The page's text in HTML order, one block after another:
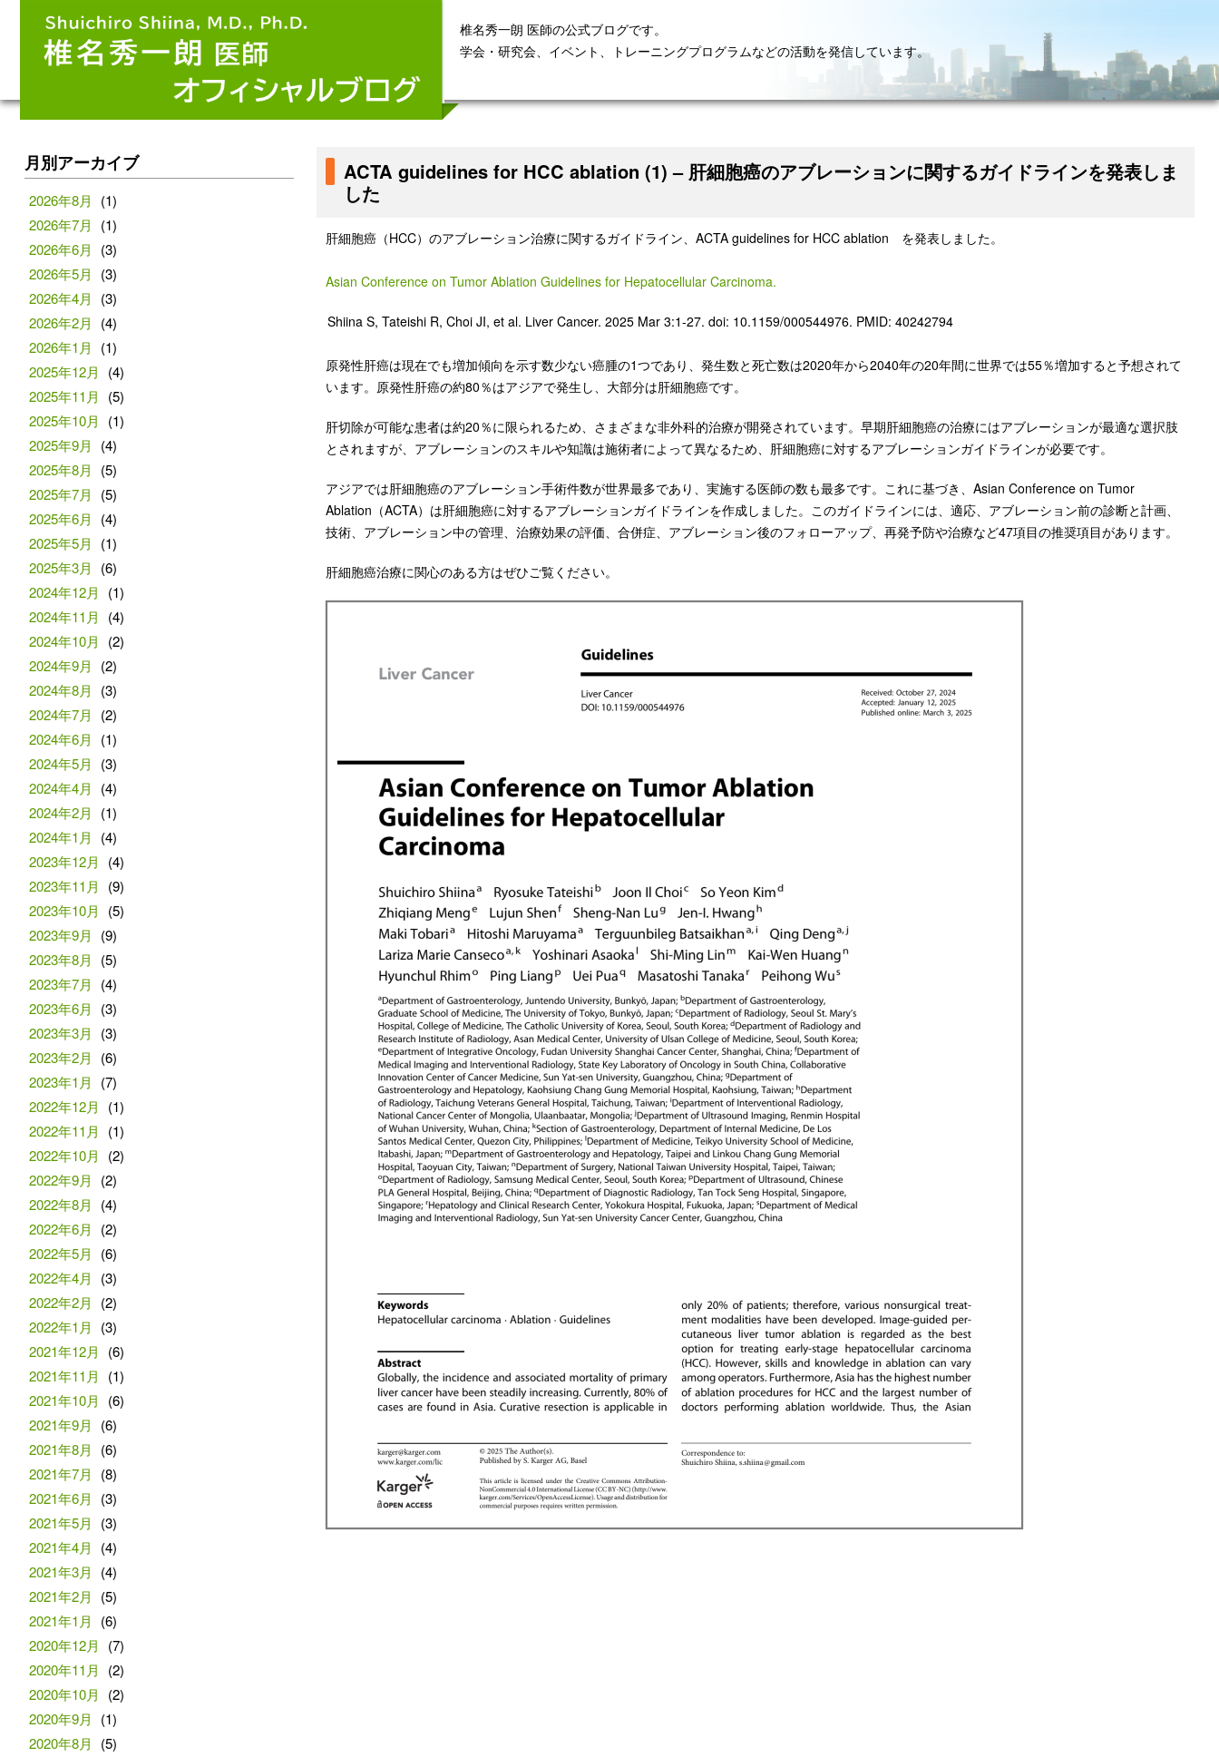
椎名秀一朗 医師の公式ブログです。
学会・研究会、イベント、トレーニングプログラムなどの活動を発信しています。
ACTA guidelines for HCC ablation (1) – 肝細胞癌のアブレーションに関するガイドラインを発表しま
した
肝細胞癌（HCC）のアブレーション治療に関するガイドライン、ACTA guidelines for HCC ablation を発表しました。
Asian Conference on Tumor Ablation Guidelines for Hepatocellular Carcinoma.
Shiina S, Tateishi R, Choi JI, et al. Liver Cancer. 2025 Mar 3:1-27. doi: 10.1159/000544976. PMID:40242794
原発性肝癌は現在でも増加傾向を示す数少ない癌腫の1つであり、発生数と死亡数は2020年から2040年の20年間に世界では55％増加すると予想されて
います。原発性肝癌の約80％はアジアで発生し、大部分は肝細胞癌です。
肝切除が可能な患者は約20％に限られるため、さまざまな非外科的治療が開発されています。早期肝細胞癌の治療にはアブレーションが最適な選択肢
とされますが、アブレーションのスキルや知識は施術者によって異なるため、肝細胞癌に対するアブレーションガイドラインが必要です。
アジアでは肝細胞癌のアブレーション手術件数が世界最多であり、実施する医師の数も最多です。これに基づき、Asian Conference on Tumor
Ablation（ACTA）は肝細胞癌に対するアブレーションガイドラインを作成しました。このガイドラインには、適応、アブレーション前の診断と計画、
技術、アブレーション中の管理、治療効果の評価、合併症、アブレーション後のフォローアップ、再発予防や治療など47項目の推奨項目があります。
肝細胞癌治療に関心のある方はぜひご覧ください。
月別アーカイブ
2026年8月
(1)
2026年7月
(1)
2026年6月
(3)
2026年5月
(3)
2026年4月
(3)
2026年2月
(4)
2026年1月
(1)
2025年12月
(4)
2025年11月
(5)
2025年10月
(1)
2025年9月
(4)
2025年8月
(5)
2025年7月
(5)
2025年6月
(4)
2025年5月
(1)
2025年3月
(6)
2024年12月
(1)
2024年11月
(4)
2024年10月
(2)
2024年9月
(2)
2024年8月
(3)
2024年7月
(2)
2024年6月
(1)
2024年5月
(3)
2024年4月
(4)
2024年2月
(1)
2024年1月
(4)
2023年12月
(4)
2023年11月
(9)
2023年10月
(5)
2023年9月
(9)
2023年8月
(5)
2023年7月
(4)
2023年6月
(3)
2023年3月
(3)
2023年2月
(6)
2023年1月
(7)
2022年12月
(1)
2022年11月
(1)
2022年10月
(2)
2022年9月
(2)
2022年8月
(4)
2022年6月
(2)
2022年5月
(6)
2022年4月
(3)
2022年2月
(2)
2022年1月
(3)
2021年12月
(6)
2021年11月
(1)
2021年10月
(6)
2021年9月
(6)
2021年8月
(6)
2021年7月
(8)
2021年6月
(3)
2021年5月
(3)
2021年4月
(4)
2021年3月
(4)
2021年2月
(5)
2021年1月
(6)
2020年12月
(7)
2020年11月
(2)
2020年10月
(2)
2020年9月
(1)
2020年8月
(5)